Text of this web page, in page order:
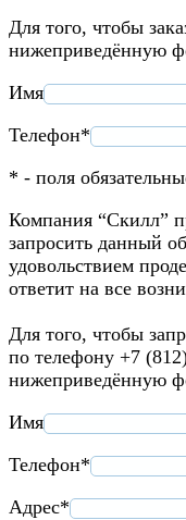
Для того, чтобы
нижеприведённую
Имя
Телефон*
* - поля
Компания “Скилл”
запросить данный
удовольствием
ответит на все
Для того, чтобы
по телефону +7
нижеприведённую
Имя
Телефон*
Адрес*